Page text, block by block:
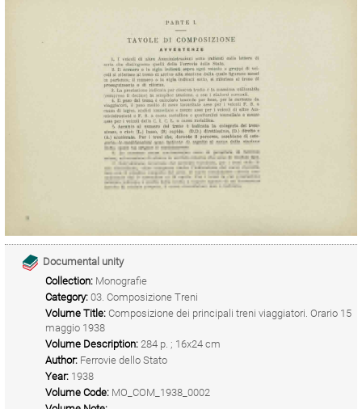
Documental unity
Collection: Monografie
Category: 03. Composizione Treni
Volume Title: Composizione dei principali treni viaggiatori. Orario 15
maggio 1938
Volume Description: 284 p. ; 16x24 cm
Author: Ferrovie dello Stato
Year: 1938
Volume Code: MO_COM_1938_0002